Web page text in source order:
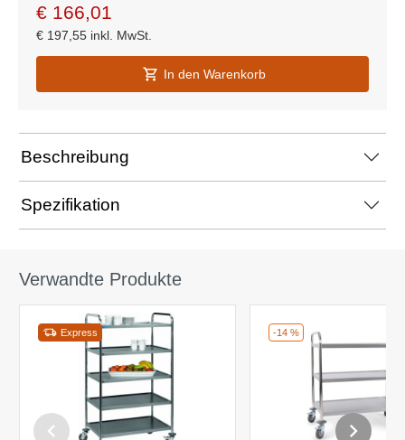
€ 166,01
€ 197,55 inkl. MwSt.
In den Warenkorb
Beschreibung
Spezifikation
Verwandte Produkte
Express -14 %